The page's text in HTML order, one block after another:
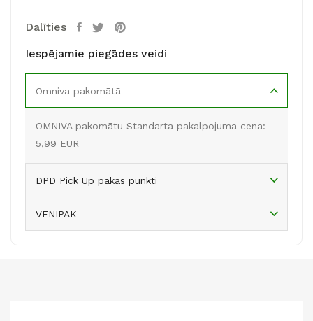
Dalīties
Iespējamie piegādes veidi
Omniva pakomātā
OMNIVA pakomātu Standarta pakalpojuma cena:
5,99 EUR
DPD Pick Up pakas punkti
VENIPAK